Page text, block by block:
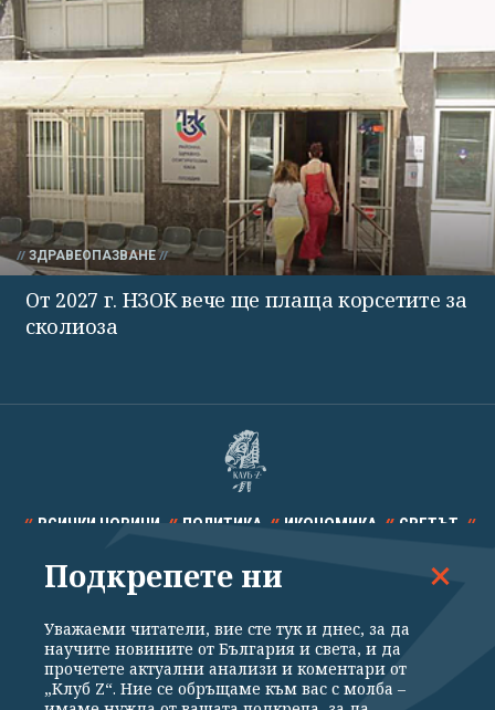
ЗДРАВЕОПАЗВАНЕ
От 2027 г. НЗОК вече ще плаща корсетите за
сколиоза
ВСИЧКИ НОВИНИ ПОЛИТИКА ИКОНОМИКА СВЕТЪТ
СПОРТ КУЛТУРА ТЕХНОЛОГИИ КАЛЕЙДОСКОП
Подкрепете ни
Уважаеми читатели, вие сте тук и днес, за да
научите новините от България и света, и да
прочетете актуални анализи и коментари от
„Клуб Z“. Ние се обръщаме към вас с молба –